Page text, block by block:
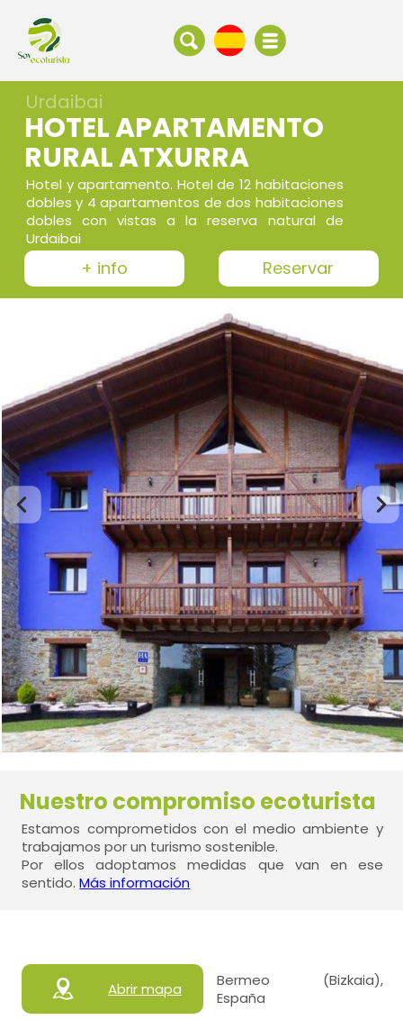
Urdaibai
HOTEL APARTAMENTO
RURAL ATXURRA
Hotel y apartamento. Hotel de 12 habitaciones
dobles y 4 apartamentos de dos habitaciones
dobles con vistas a la reserva natural de
Urdaibai
+ info Reservar
Nuestro compromiso ecoturista
Estamos comprometidos con el medio ambiente y
trabajamos por un turismo sostenible.
Por ellos adoptamos medidas que van en ese
sentido.Más información
Abrir mapa
Bermeo (Bizkaia),
España